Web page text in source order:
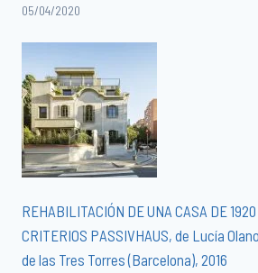
05/04/2020
REHABILITACIÓN DE UNA CASA DE
CRITERIOS PASSIVHAUS, de Lucía
de las Tres Torres (Barcelona), 2016